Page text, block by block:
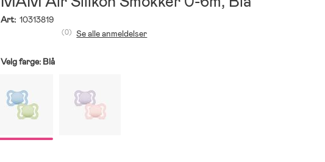
Art: 10313819
(0) Se alle anmeldelser
Velg farge: Blå